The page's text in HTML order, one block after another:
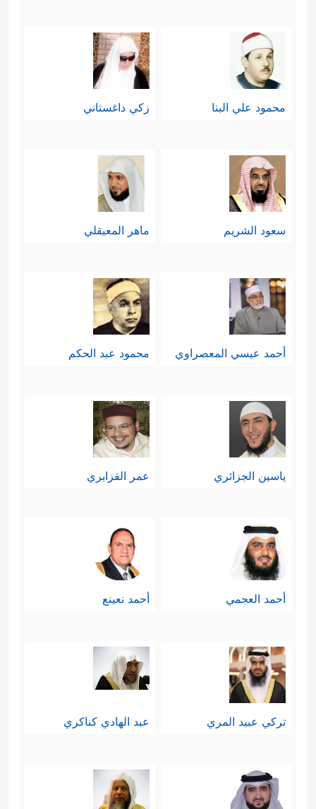
محمود علي البنا زكي داغستاني
سعود الشريم ماهر المعيقلي
أحمد عيسي المعصراوي محمود عبد الحكم
ياسين الجزائري عمر القزابري
أحمد العجمي أحمد نعينع
تركي عبيد المري عبد الهادي كناكري